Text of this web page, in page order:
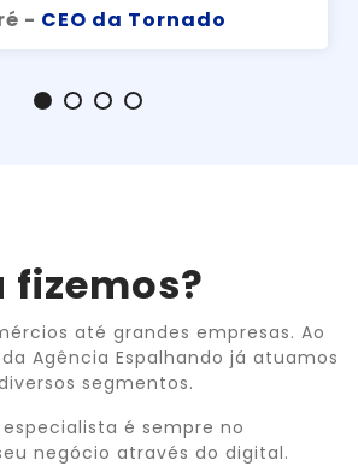
- CEO da Tornado
fizemos?
até grandes empresas. Ao
Agência Espalhando já atuamos
segmentos.
é sempre no
negócio através do digital.